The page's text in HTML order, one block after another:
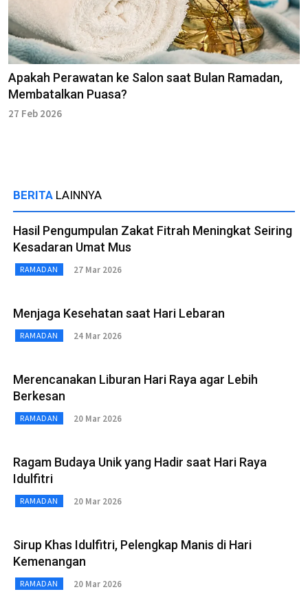
Apakah Perawatan ke Salon saat Bulan Ramadan,
Membatalkan Puasa?
27 Feb 2026
BERITA LAINNYA
Hasil Pengumpulan Zakat Fitrah Meningkat Seiring
Kesadaran Umat Mus
RAMADAN 27 Mar 2026
Menjaga Kesehatan saat Hari Lebaran
RAMADAN 24 Mar 2026
Merencanakan Liburan Hari Raya agar Lebih
Berkesan
RAMADAN 20 Mar 2026
Ragam Budaya Unik yang Hadir saat Hari Raya
Idulfitri
RAMADAN 20 Mar 2026
Sirup Khas Idulfitri, Pelengkap Manis di Hari
Kemenangan
RAMADAN 20 Mar 2026